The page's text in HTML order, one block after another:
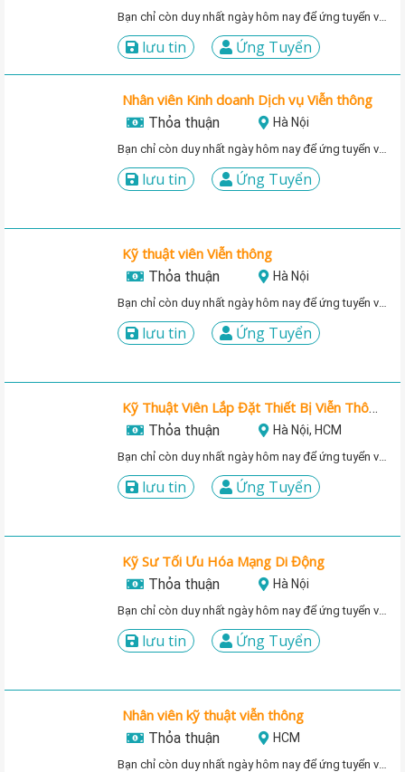
Bạn chỉ còn duy nhất ngày hôm nay để ứng tuyển vị trí này!
lưu tin Ứng Tuyển
Nhân viên Kinh doanh Dịch vụ Viễn thông
Thỏa thuận Hà Nội
Bạn chỉ còn duy nhất ngày hôm nay để ứng tuyển vị trí này!
lưu tin Ứng Tuyển
Kỹ thuật viên Viễn thông
Thỏa thuận Hà Nội
Bạn chỉ còn duy nhất ngày hôm nay để ứng tuyển vị trí này!
lưu tin Ứng Tuyển
Kỹ Thuật Viên Lắp Đặt Thiết Bị Viễn Thông
Thỏa thuận
Hà Nội, HCM
Bạn chỉ còn duy nhất ngày hôm nay để ứng tuyển vị trí này!
lưu tin Ứng Tuyển
Kỹ Sư Tối Ưu Hóa Mạng Di Động
Thỏa thuận Hà Nội
Bạn chỉ còn duy nhất ngày hôm nay để ứng tuyển vị trí này!
lưu tin Ứng Tuyển
Nhân viên kỹ thuật viễn thông
Thỏa thuận HCM
Bạn chỉ còn duy nhất ngày hôm nay để ứng tuyển vị trí này!